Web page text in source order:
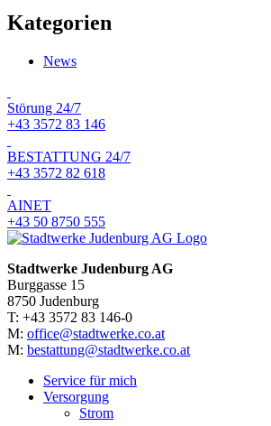
Kategorien
News
Störung 24/7
+43 3572 83 146
BESTATTUNG 24/7
+43 3572 82 618
AINET
+43 50 8750 555
Stadtwerke Judenburg AG
Burggasse 15
8750 Judenburg
T: +43 3572 83 146-0
M: office@stadtwerke.co.at
M: bestattung@stadtwerke.co.at
Service für mich
Versorgung
Strom